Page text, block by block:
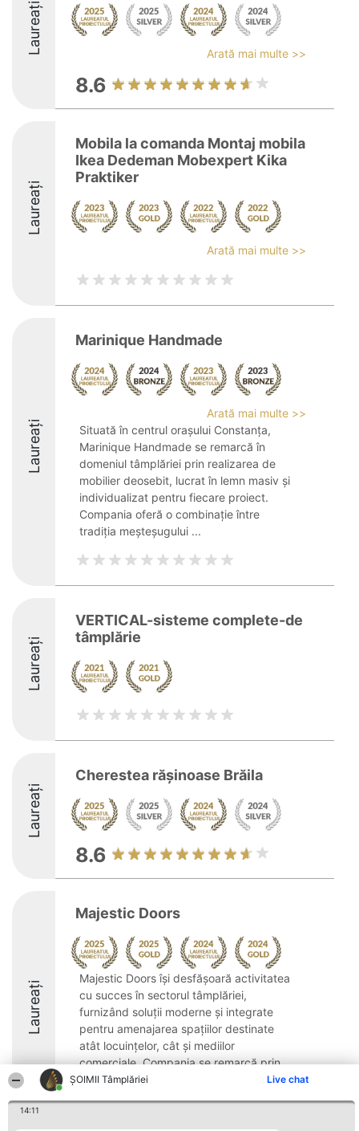
ȘOIMII Tâmplăriei Live chat
14:11
Laureați Arată mai multe >>
8.6
Laureați
Mobila la comanda Montaj mobila
Ikea Dedeman Mobexpert Kika
Praktiker
Arată mai multe >>
Laureați
Marinique Handmade
Arată mai multe >>
Situată în centrul orașului Constanța,
Marinique Handmade se remarcă în
domeniul tâmplăriei prin realizarea de
mobilier deosebit, lucrat în lemn masiv și
individualizat pentru fiecare proiect.
Compania oferă o combinație între
tradiția meșteșugului ...
Laureați
VERTICAL-sisteme complete-de
tâmplărie
Laureați
Cherestea rășinoase Brăila
8.6
Laureați
Majestic Doors
Majestic Doors își desfășoară activitatea
cu succes în sectorul tâmplăriei,
furnizând soluții moderne și integrate
pentru amenajarea spațiilor destinate
atât locuințelor, cât și mediilor
comerciale. Compania se remarcă prin
specializarea în ...
9.1